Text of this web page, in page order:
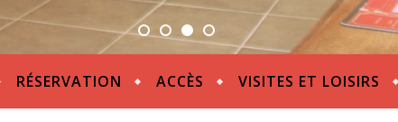
RÉSERVATION ACCÈS VISITES ET LOISIRS